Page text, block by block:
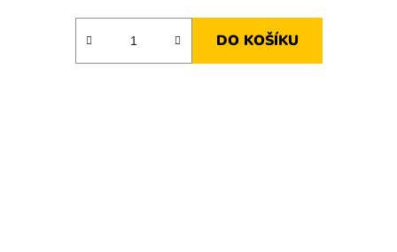
DO KOŠÍKU